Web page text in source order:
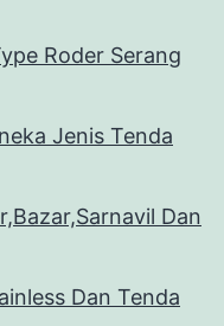
Roder Serang
Jenis Tenda
Dan
Dan Tenda